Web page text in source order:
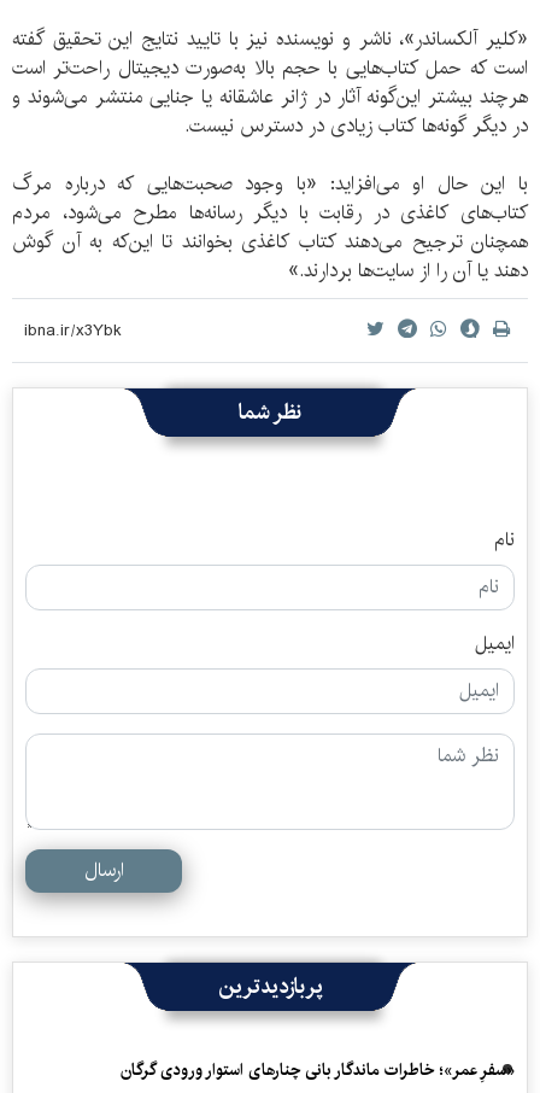
«کلیر آلکساندر»، ناشر و نویسنده نیز با تایید نتایج این تحقیق گفته
است که حمل کتاب‌هایی با حجم بالا به‌صورت دیجیتال راحت‌تر است
هرچند بیشتر این‌گونه آثار در ژانر عاشقانه یا جنایی منتشر می‌شوند و
در دیگر گونه‌ها کتاب زیادی در دسترس نیست.
با این حال او می‌افزاید: «با وجود صحبت‌هایی که درباره مرگ
کتاب‌های کاغذی در رقابت با دیگر رسانه‌ها مطرح می‌شود، مردم
همچنان ترجیح می‌دهند کتاب کاغذی بخوانند تا این‌که به آن گوش
دهند یا آن را از سایت‌ها بردارند.»
نظر شما
نام
ایمیل
ارسال
پربازدیدترین
«سفرِ عمر»؛ خاطرات ماندگار بانی چنارهای استوار ورودی گرگان